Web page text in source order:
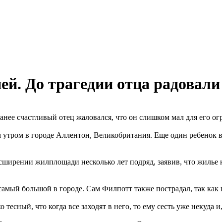
До трагедии отца радовали
счастливый отец жаловался, что он слишком мал для его
в городе Аллентон, Великобритания. Еще один ребенок
жилплощади несколько лет подряд, заявив, что
большой в городе. Сам Филпотт также пострадал, так как
что когда все заходят в него, то ему сесть уже некуда